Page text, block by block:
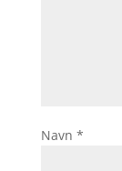
Navn *